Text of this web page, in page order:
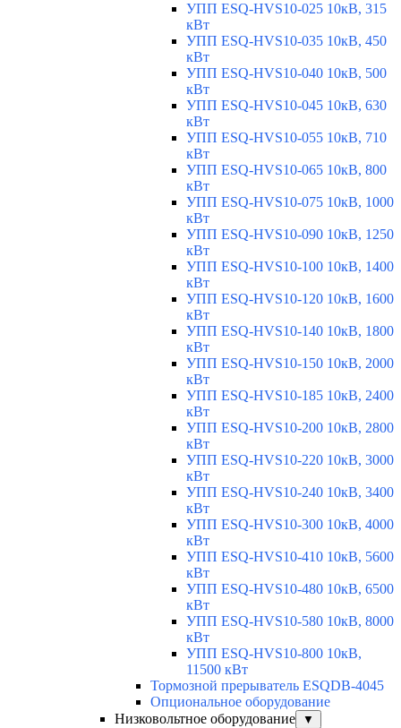
УПП ESQ-HVS10-025 10кВ, 315
кВт
УПП ESQ-HVS10-035 10кВ, 450
кВт
УПП ESQ-HVS10-040 10кВ, 500
кВт
УПП ESQ-HVS10-045 10кВ, 630
кВт
УПП ESQ-HVS10-055 10кВ, 710
кВт
УПП ESQ-HVS10-065 10кВ, 800
кВт
УПП ESQ-HVS10-075 10кВ, 1000
кВт
УПП ESQ-HVS10-090 10кВ, 1250
кВт
УПП ESQ-HVS10-100 10кВ, 1400
кВт
УПП ESQ-HVS10-120 10кВ, 1600
кВт
УПП ESQ-HVS10-140 10кВ, 1800
кВт
УПП ESQ-HVS10-150 10кВ, 2000
кВт
УПП ESQ-HVS10-185 10кВ, 2400
кВт
УПП ESQ-HVS10-200 10кВ, 2800
кВт
УПП ESQ-HVS10-220 10кВ, 3000
кВт
УПП ESQ-HVS10-240 10кВ, 3400
кВт
УПП ESQ-HVS10-300 10кВ, 4000
кВт
УПП ESQ-HVS10-410 10кВ, 5600
кВт
УПП ESQ-HVS10-480 10кВ, 6500
кВт
УПП ESQ-HVS10-580 10кВ, 8000
кВт
УПП ESQ-HVS10-800 10кВ,
11500 кВт
Тормозной прерыватель ESQDB-4045
Опциональное оборудование
Низковольтное оборудование
▼